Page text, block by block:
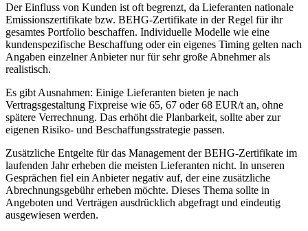
Der Einfluss von Kunden ist oft begrenzt, da Lieferanten nationale
Emissionszertifikate bzw. BEHG-Zertifikate in der Regel für ihr
gesamtes Portfolio beschaffen. Individuelle Modelle wie eine
kundenspezifische Beschaffung oder ein eigenes Timing gelten nach
Angaben einzelner Anbieter nur für sehr große Abnehmer als
realistisch.
Es gibt Ausnahmen: Einige Lieferanten bieten je nach
Vertragsgestaltung Fixpreise wie 65, 67 oder 68 EUR/t an, ohne
spätere Verrechnung. Das erhöht die Planbarkeit, sollte aber zur
eigenen Risiko- und Beschaffungsstrategie passen.
Zusätzliche Entgelte für das Management der BEHG-Zertifikate im
laufenden Jahr erheben die meisten Lieferanten nicht. In unseren
Gesprächen fiel ein Anbieter negativ auf, der eine zusätzliche
Abrechnungsgebühr erheben möchte. Dieses Thema sollte in
Angeboten und Verträgen ausdrücklich abgefragt und eindeutig
ausgewiesen werden.